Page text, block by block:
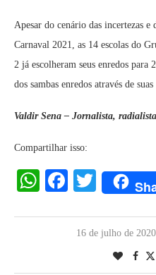
Apesar do cenário das incertezas e
Carnaval 2021, as 14 escolas do
2 já escolheram seus enredos para
dos sambas enredos através de
Valdir Sena – Jornalista,
Compartilhar isso:
WhatsApp
Facebook
16 de julho de 2020